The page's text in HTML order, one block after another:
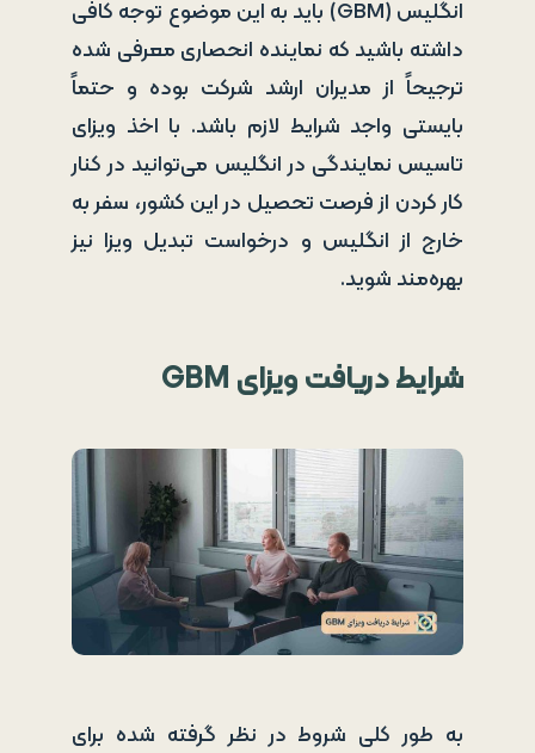
انگلیس (GBM) باید به این موضوع توجه کافی
داشته باشید که نماینده انحصاری معرفی شده
ترجیحاً از مدیران ارشد شرکت بوده و حتماً
بایستی واجد شرایط لازم باشد. با اخذ ویزای
تاسیس نمایندگی در انگلیس می‌توانید در کنار
کار کردن از فرصت تحصیل در این کشور، سفر به
خارج از انگلیس و درخواست تبدیل ویزا نیز
بهره‌مند شوید.
شرایط دریافت ویزای GBM
به طور کلی شروط در نظر گرفته شده برای